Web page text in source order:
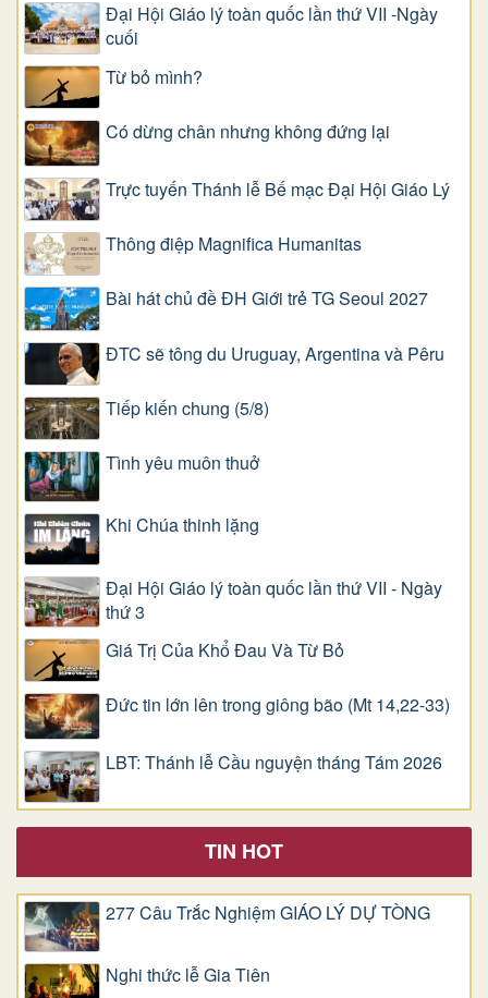
Đại Hội Giáo lý toàn quốc lần thứ VII -Ngày
cuối
Từ bỏ mình?
Có dừng chân nhưng không đứng lại
Trực tuyến Thánh lễ Bế mạc Đại Hội Giáo Lý
Thông điệp Magnifica Humanitas
Bài hát chủ đề ĐH Giới trẻ TG Seoul 2027
ĐTC sẽ tông du Uruguay, Argentina và Pêru
Tiếp kiến chung (5/8)
Tình yêu muôn thuở
Khi Chúa thinh lặng
Đại Hội Giáo lý toàn quốc lần thứ VII - Ngày
thứ 3
Giá Trị Của Khổ Ðau Và Từ Bỏ
Đức tin lớn lên trong giông bão (Mt 14,22-33)
LBT: Thánh lễ Cầu nguyện tháng Tám 2026
TIN HOT
277 Câu Trắc Nghiệm GIÁO LÝ DỰ TÒNG
Nghi thức lễ Gia Tiên